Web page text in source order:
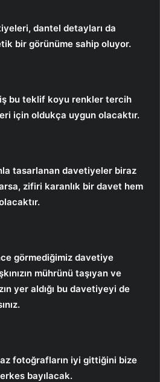
dantel detayları da
bir görünüme sahip oluyor.
bu teklif koyu renkler tercih
için oldukça uygun olacaktır.
tasarlanan davetiyeler biraz
zifiri karanlık bir davet hem
görmediğimiz davetiye
mührünü taşıyan ve
yer aldığı bu davetiyeyi de
fotoğrafların iyi gittiğini bize
bayılacak.